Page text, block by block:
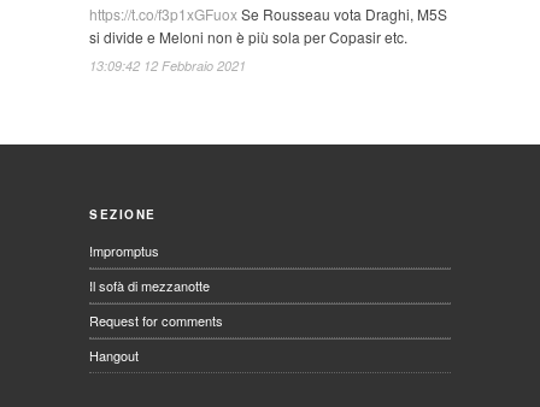
https://t.co/f3p1xGFuoxSe Rousseau vota Draghi, M5S
si divide e Meloni non è più sola per Copasir etc.
13:09:42 12 Febbraio 2021
SEZIONE
Impromptus
Il sofà di mezzanotte
Request for comments
Hangout